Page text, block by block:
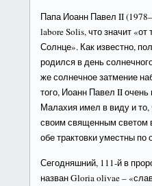
Папа Иоанн Павел II
labore Solis, что значит
Солнце». Как известно,
родился в день
же солнечное затмение
того, Иоанн Павел II
Малахия имел в виду и то,
своим священным светом
обе трактовки уместны
Сегодняшний, 111-й в
назван Gloria olivae –